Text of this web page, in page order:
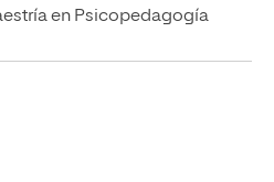
en Psicopedagogía